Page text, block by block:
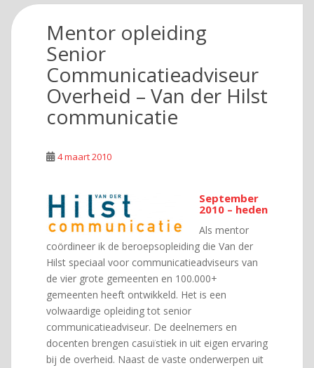
Mentor opleiding
Senior
Communicatieadviseur
Overheid – Van der Hilst
communicatie
4 maart 2010
September
2010 – heden
Als mentor
coördineer ik de beroepsopleiding die Van der
Hilst speciaal voor communicatieadviseurs van
de vier grote gemeenten en 100.000+
gemeenten heeft ontwikkeld. Het is een
volwaardige opleiding tot senior
communicatieadviseur. De deelnemers en
docenten brengen casuïstiek in uit eigen ervaring
bij de overheid. Naast de vaste onderwerpen uit